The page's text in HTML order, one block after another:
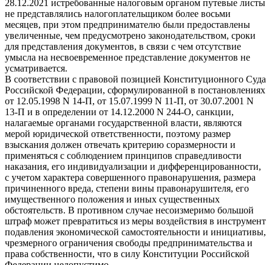
28.12.2021 истребованные налоговым органом путевые листы
не представлялись налогоплательщиком более восьми
месяцев, при этом предпринимателю были предоставлены
увеличенные, чем предусмотрено законодательством, сроки
для представления документов, в связи с чем отсутствие
умысла на несвоевременное представление документов не
усматривается.
В соответствии с правовой позицией Конституционного Суда
Российской Федерации, сформулированной в постановлениях
от 12.05.1998 N 14-П, от 15.07.1999 N 11-П, от 30.07.2001 N
13-П и в определении от 14.12.2000 N 244-О, санкции,
налагаемые органами государственной власти, являются
мерой юридической ответственности, поэтому размер
взыскания должен отвечать критерию соразмерности и
применяться с соблюдением принципов справедливости
наказания, его индивидуализации и дифференцированности,
с учетом характера совершенного правонарушения, размера
причиненного вреда, степени вины правонарушителя, его
имущественного положения и иных существенных
обстоятельств. В противном случае несоизмеримо большой
штраф может превратиться из меры воздействия в инструмент
подавления экономической самостоятельности и инициативы,
чрезмерного ограничения свободы предпринимательства и
права собственности, что в силу Конституции Российской